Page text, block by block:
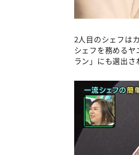
2人目のシェフは
シェフを務める
ラン」にも選出さ